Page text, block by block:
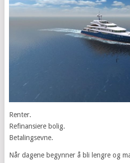
Renter.
Refinansiere bolig.
Betalingsevne.
Når dagene begynner å bli lengre og